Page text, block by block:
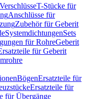
T-Stücke für
Anschlüsse für
Zubehör für Geberit
SystemdichtungenSets
für RohreGeberit
für Geberit
BögenErsatzteile für
Ersatzteile für
für Übergänge